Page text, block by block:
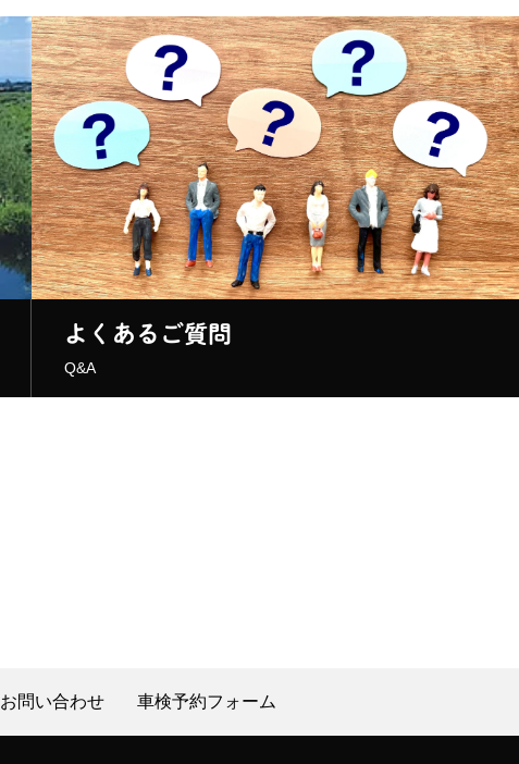
よくあるご質問
Q&A
お問い合わせ 車検予約フォーム